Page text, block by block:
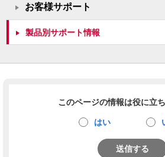
お客様サポート
製品別サポート情報
このページの情報は役に立
はい
送信する